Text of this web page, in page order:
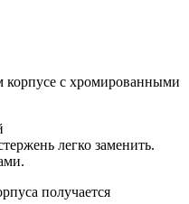
корпусе с хромированными
легко заменить.
получается